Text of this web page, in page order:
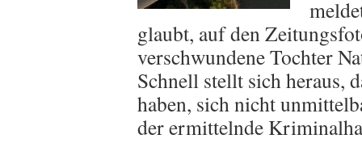
glaubt, auf den
verschwundene Tochter
Schnell stellt sich heraus,
haben, sich nicht
der ermittelnde